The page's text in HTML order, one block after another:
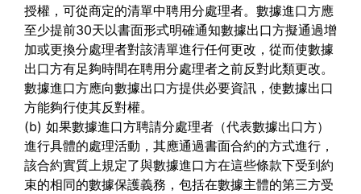
授權，可從商定的清單中聘用分處理者。數據進口方應
至少提前30天以書面形式明確通知數據出口方擬通過增
加或更換分處理者對該清單進行任何更改，從而使數據
出口方有足夠時間在聘用分處理者之前反對此類更改。
數據進口方應向數據出口方提供必要資訊，使數據出口
方能夠行使其反對權。
(b) 如果數據進口方聘請分處理者（代表數據出口方）
進行具體的處理活動，其應通過書面合約的方式進行，
該合約實質上規定了與數據進口方在這些條款下受到約
束的相同的數據保護義務，包括在數據主體的第三方受